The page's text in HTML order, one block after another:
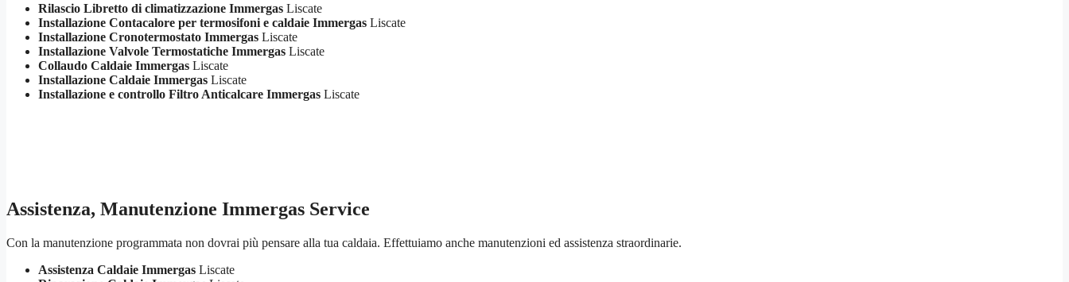
Rilascio Libretto di climatizzazione Immergas Liscate
Installazione Contacalore per termosifoni e caldaie Immergas Liscate
Installazione Cronotermostato Immergas Liscate
Installazione Valvole Termostatiche Immergas Liscate
Collaudo Caldaie Immergas Liscate
Installazione Caldaie Immergas Liscate
Installazione e controllo Filtro Anticalcare Immergas Liscate
Assistenza, Manutenzione Immergas Service
Con la manutenzione programmata non dovrai più pensare alla tua caldaia. Effettuiamo anche manutenzioni ed assistenza straordinarie.
Assistenza Caldaie Immergas Liscate